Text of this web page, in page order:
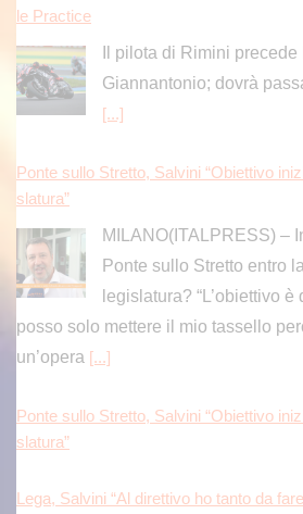
le Practice
Il pilota di Rimini
Giannantonio; dovrà
[...]
Ponte sullo Stretto, Salvini “Obiettivo
slatura”
MILANO(ITALPRESS) –
Ponte sullo Stretto entro
legislatura? “L’obiettivo
posso solo mettere il mio tassello
un’opera [...]
Ponte sullo Stretto, Salvini “Obiettivo
slatura”
Lega, Salvini “Al direttivo ho tanto da